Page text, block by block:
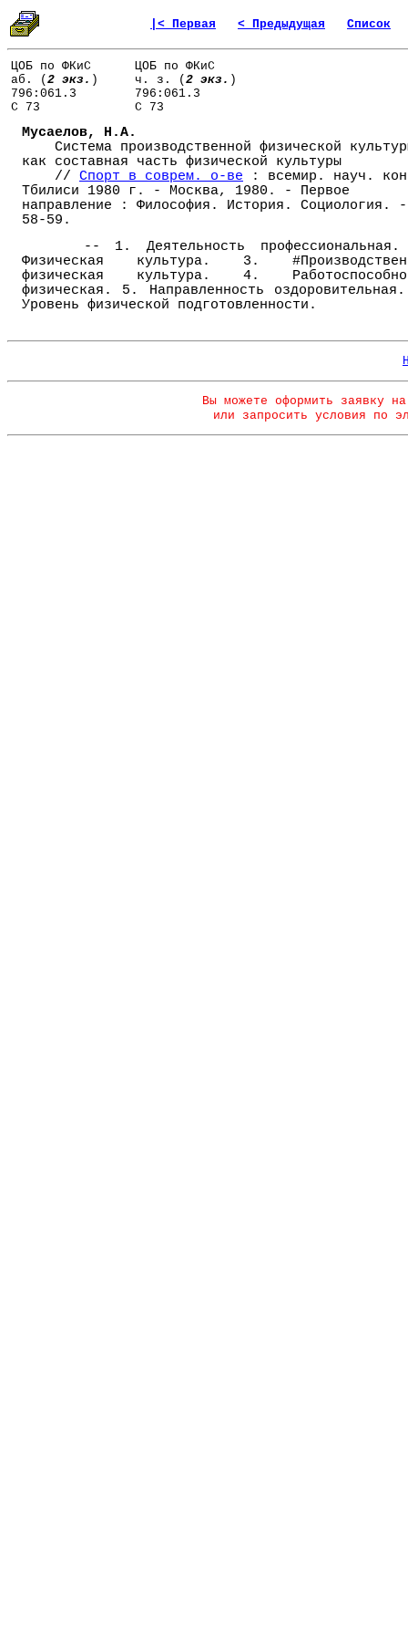
|< Первая < Предыдущая Список
ЦОБ по ФКиС
аб. ( 2 экз. )
796:061.3
С 73
ЦОБ по ФКиС
ч. з. ( 2 экз. )
796:061.3
С 73
Мусаелов, Н.А.
Система производственной физической
как составная часть физической культуры
// Спорт в соврем. о-ве : всемир. науч.
Тбилиси 1980 г. - Москва, 1980. - Первое
направление : Философия. История. Социология.
58-59.
-- 1. Деятельность
Физическая культура. 3.
физическая культура. 4.
физическая. 5. Направленность
Уровень физической подготовленности.
Вы можете оформить заявку
или запросить условия по